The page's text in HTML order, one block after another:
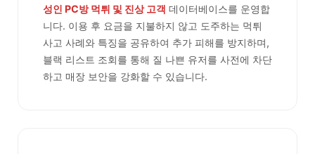
성인 PC방 먹튀 및 진상 고객 데이터베이스를 운영합
니다. 이용 후 요금을 지불하지 않고 도주하는 먹튀
사고 사례와 특징을 공유하여 추가 피해를 방지하며,
블랙 리스트 조회를 통해 질 나쁜 유저를 사전에 차단
하고 매장 보안을 강화할 수 있습니다.